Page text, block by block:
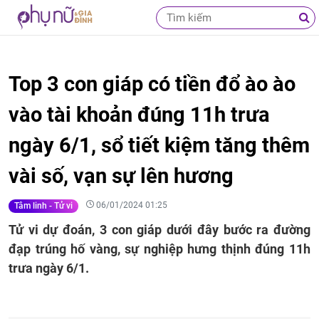
Top 3 con giáp có tiền đổ ào ào
vào tài khoản đúng 11h trưa
ngày 6/1, sổ tiết kiệm tăng thêm
vài số, vạn sự lên hương
Tâm linh - Tử vi 06/01/2024 01:25
Tử vi dự đoán, 3 con giáp dưới đây bước ra đường
đạp trúng hố vàng, sự nghiệp hưng thịnh đúng 11h
trưa ngày 6/1.